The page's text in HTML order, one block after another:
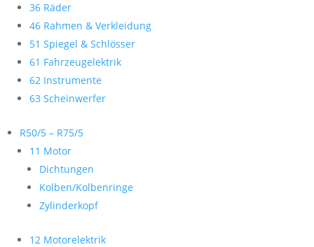
36 Räder
46 Rahmen & Verkleidung
51 Spiegel & Schlösser
61 Fahrzeugelektrik
62 Instrumente
63 Scheinwerfer
R50/5 – R75/5
11 Motor
Dichtungen
Kolben/Kolbenringe
Zylinderkopf
12 Motorelektrik